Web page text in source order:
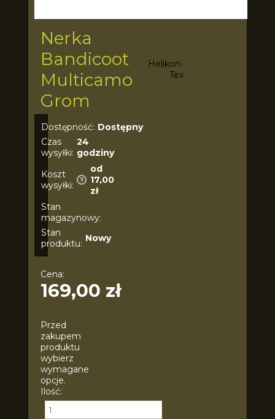
Nerka
Bandicoot
Multicamo
Grom
Helikon-
Tex
Dostępność: Dostępny
Czas
wysyłki:
24
godziny
Koszt
wysyłki:
od
17,00
zł
Stan
magazynowy:
Stan
produktu: Nowy
Cena:
169,00 zł
Przed
zakupem
produktu
wybierz
wymagane
opcje.
Ilość: